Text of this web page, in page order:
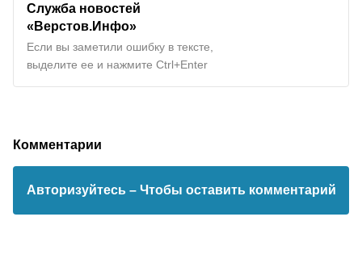
Служба новостей
«Верстов.Инфо»
Если вы заметили ошибку в тексте,
выделите ее и нажмите Ctrl+Enter
Комментарии
Авторизуйтесь – Чтобы оставить комментарий